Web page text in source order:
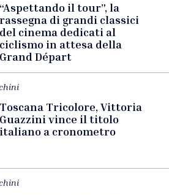
“Aspettando il tour”, la
rassegna di grandi classici
del cinema dedicati al
ciclismo in attesa della
Grand Départ
Toscana Tricolore, Vittoria
Guazzini vince il titolo
italiano a cronometro